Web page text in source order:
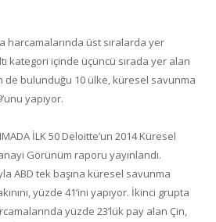
harcamalarında üst sıralarda yer
kategori içinde üçüncü sırada yer alan
de bulunduğu 10 ülke, küresel savunma
yapıyor.
İLK 50 Deloitte’un 2014 Küresel
Görünüm raporu yayınlandı.
ABD tek başına küresel savunma
yüzde 41’ini yapıyor. İkinci grupta
yüzde 23’lük pay alan Çin,